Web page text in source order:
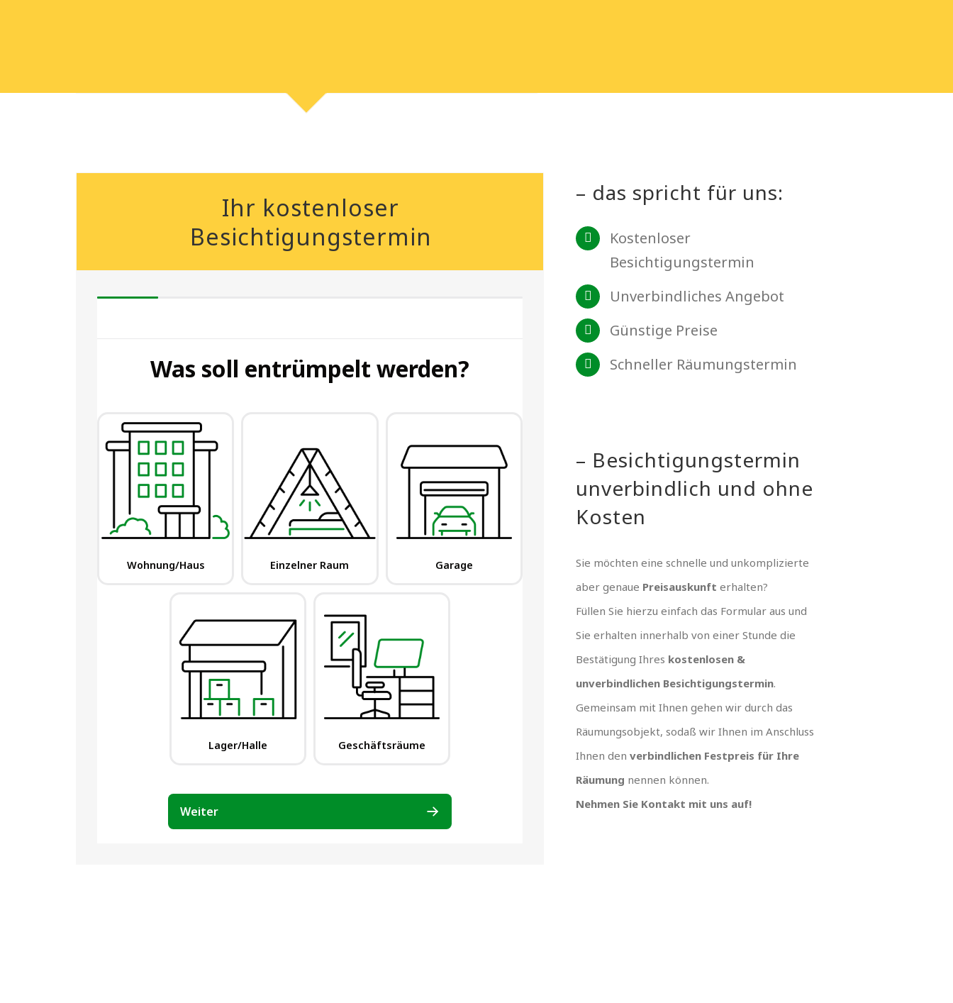
Ihr kostenloser
Besichtigungstermin
– das spricht für uns:
Kostenloser
Besichtigungstermin
Unverbindliches Angebot
Günstige Preise
Schneller Räumungstermin
– Besichtigungstermin
unverbindlich und ohne
Kosten
Sie möchten eine schnelle und unkomplizierte
aber genaue Preisauskunft erhalten?
Füllen Sie hierzu einfach das Formular aus und
Sie erhalten innerhalb von einer Stunde die
Bestätigung Ihres kostenlosen &
unverbindlichen Besichtigungstermin.
Gemeinsam mit Ihnen gehen wir durch das
Räumungsobjekt, sodaß wir Ihnen im Anschluss
Ihnen denverbindlichen Festpreis für Ihre
Räumung nennen können.
Nehmen Sie Kontakt mit uns auf!